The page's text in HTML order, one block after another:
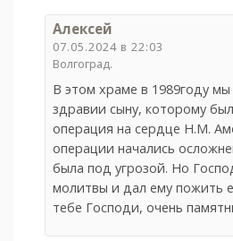
Алексей
07.05.2024 в 22:03
Волгоград.
В этом храме в 1989году
здравии сыну, которому
операция на сердце Н.М.
операции начались
была под угрозой. Но
молитвы и дал ему пожить
тебе Господи, очень